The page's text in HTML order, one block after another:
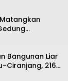
Matangkan
Skema
Bangunan Liar
216